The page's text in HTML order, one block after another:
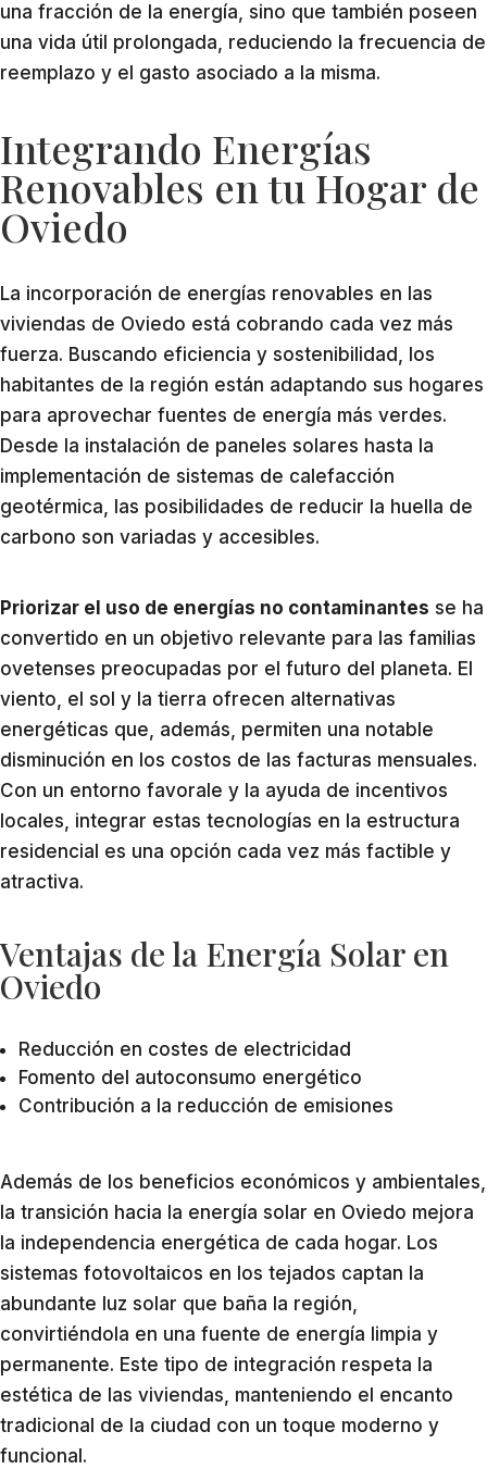
una fracción de la energía, sino que también poseen
una vida útil prolongada, reduciendo la frecuencia de
reemplazo y el gasto asociado a la misma.
Integrando Energías
Renovables en tu Hogar de
Oviedo
La incorporación de energías renovables en las
viviendas de Oviedo está cobrando cada vez más
fuerza. Buscando eficiencia y sostenibilidad, los
habitantes de la región están adaptando sus hogares
para aprovechar fuentes de energía más verdes.
Desde la instalación de paneles solares hasta la
implementación de sistemas de calefacción
geotérmica, las posibilidades de reducir la huella de
carbono son variadas y accesibles.
Priorizar el uso de energías no contaminantes se ha
convertido en un objetivo relevante para las familias
ovetenses preocupadas por el futuro del planeta. El
viento, el sol y la tierra ofrecen alternativas
energéticas que, además, permiten una notable
disminución en los costos de las facturas mensuales.
Con un entorno favorale y la ayuda de incentivos
locales, integrar estas tecnologías en la estructura
residencial es una opción cada vez más factible y
atractiva.
Ventajas de la Energía Solar en
Oviedo
Reducción en costes de electricidad
Fomento del autoconsumo energético
Contribución a la reducción de emisiones
Además de los beneficios económicos y ambientales,
la transición hacia la energía solar en Oviedo mejora
la independencia energética de cada hogar. Los
sistemas fotovoltaicos en los tejados captan la
abundante luz solar que baña la región,
convirtiéndola en una fuente de energía limpia y
permanente. Este tipo de integración respeta la
estética de las viviendas, manteniendo el encanto
tradicional de la ciudad con un toque moderno y
funcional.